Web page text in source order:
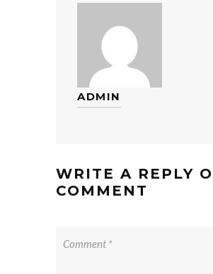
ADMIN
WRITE A REPLY
COMMENT